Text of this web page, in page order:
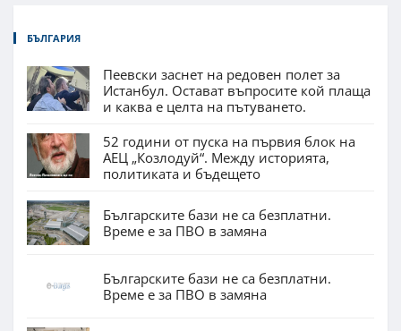
БЪЛГАРИЯ
Пеевски заснет на редовен полет за
Истанбул. Остават въпросите кой плаща
и каква е целта на пътуването.
52 години от пуска на първия блок на
АЕЦ „Козлодуй“. Между историята,
политиката и бъдещето
Българските бази не са безплатни.
Време е за ПВО в замяна
Българските бази не са безплатни.
Време е за ПВО в замяна